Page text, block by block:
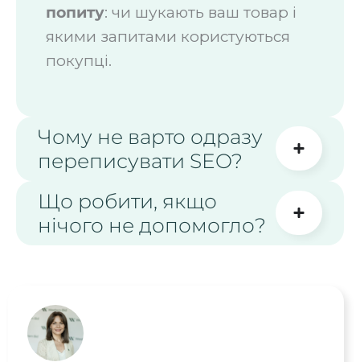
попиту: чи шукають ваш товар і
якими запитами користуються
покупці.
Чому не варто одразу
переписувати SEO?
Що робити, якщо
нічого не допомогло?